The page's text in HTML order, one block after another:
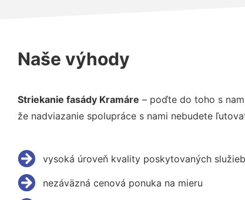
Naše výhody
Striekanie fasády Kramáre – poďte do toho s
že nadviazanie spolupráce s nami nebudete
vysoká úroveň kvality poskytovaných služieb
nezáväzná cenová ponuka na mieru